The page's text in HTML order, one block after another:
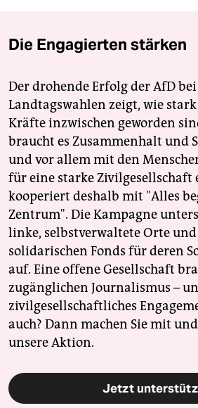
Die Engagierten stärken
Der drohende Erfolg der AfD
Landtagswahlen zeigt, wie
Kräfte inzwischen geworden
braucht es Zusammenhalt und
und vor allem mit den
für eine starke Zivilgesellschaft
kooperiert deshalb mit "Alles
Zentrum". Die Kampagne
linke, selbstverwaltete Orte
solidarischen Fonds für deren
auf. Eine offene Gesellschaft
zugänglichen Journalismus –
zivilgesellschaftliches
auch? Dann machen Sie mit
unsere Aktion.
Jetzt